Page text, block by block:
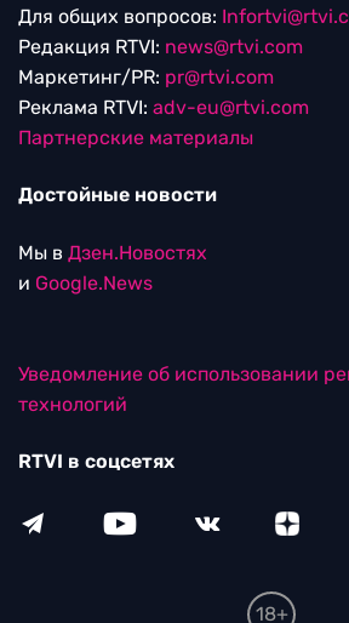
Для общих вопросов:
Редакция RTVI: news@rtvi.com
Маркетинг/PR: pr@rtvi.com
Реклама RTVI: adv-eu@rtvi.com
Партнерские материалы
Достойные новости
Мы в Дзен.Новостях
и Google.News
Уведомление об использовании
технологий
RTVI в соцсетях
18+